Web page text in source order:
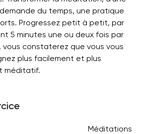
du temps, une pratique
Progressez petit à petit, par
5 minutes une ou deux fois par
vous constaterez que vous vous
plus facilement et plus
méditatif.
Méditations